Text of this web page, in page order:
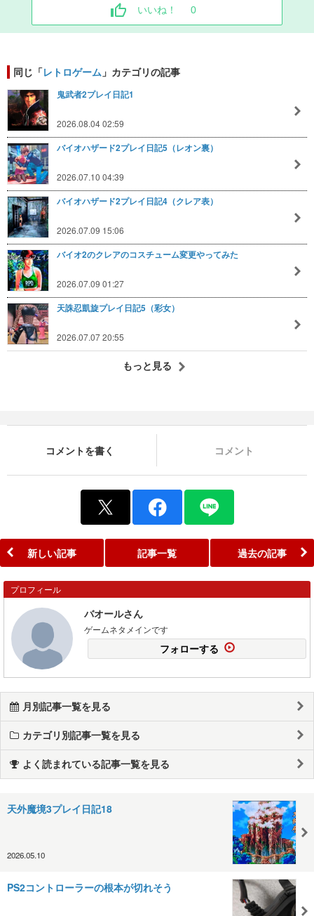
いいね！ 0
同じ「レトロゲーム 」カテゴリの記事
鬼武者2プレイ日記1
2026.08.04 02:59
バイオハザード2プレイ日記5（レオン裏）
2026.07.10 04:39
バイオハザード2プレイ日記4（クレア表）
2026.07.09 15:06
バイオ2のクレアのコスチューム変更やってみた
2026.07.09 01:27
天誅忍凱旋プレイ日記5（彩女）
2026.07.07 20:55
もっと見る
コメントを書く コメント
新しい記事 記事一覧 過去の記事
プロフィール
バオールさん
ゲームネタメインです
フォローする
月別記事一覧を見る
カテゴリ別記事一覧を見る
よく読まれている記事一覧を見る
天外魔境3プレイ日記18
2026.05.10
PS2コントローラーの根本が切れそう